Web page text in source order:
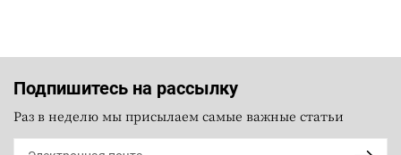
Подпишитесь на рассылку
Раз в неделю мы присылаем самые важные статьи